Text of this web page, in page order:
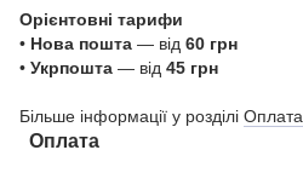
Орієнтовні тарифи
• Нова пошта — від 60 грн
• Укрпошта — від 45 грн
Більше інформації у розділі Оплата
Оплата